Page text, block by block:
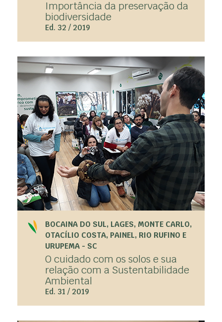
Importância da preservação da
biodiversidade
Ed. 32 / 2019
BOCAINA DO SUL, LAGES, MONTE CARLO,
OTACÍLIO COSTA, PAINEL, RIO RUFINO E
URUPEMA - SC
O cuidado com os solos e sua
relação com a Sustentabilidade
Ambiental
Ed. 31 / 2019